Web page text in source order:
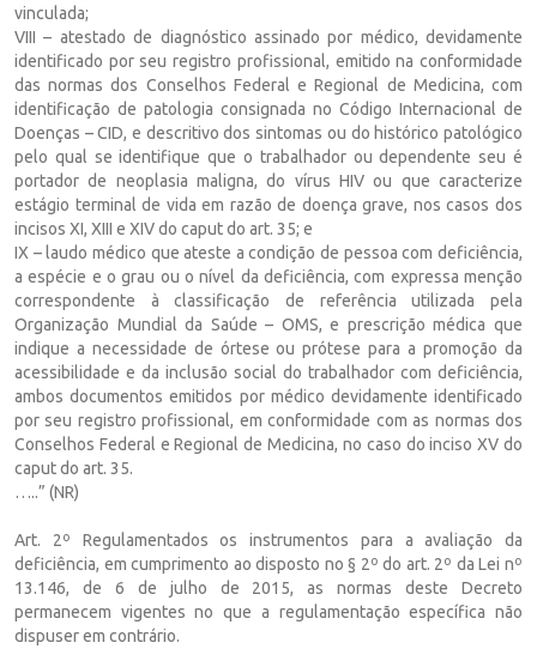
vinculada;
VIII – atestado de diagnóstico assinado por médico, devidamente
identificado por seu registro profissional, emitido na conformidade
das normas dos Conselhos Federal e Regional de Medicina, com
identificação de patologia consignada no Código Internacional de
Doenças – CID, e descritivo dos sintomas ou do histórico patológico
pelo qual se identifique que o trabalhador ou dependente seu é
portador de neoplasia maligna, do vírus HIV ou que caracterize
estágio terminal de vida em razão de doença grave, nos casos dos
incisos XI, XIII e XIV do caput do art. 35; e
IX – laudo médico que ateste a condição de pessoa com deficiência,
a espécie e o grau ou o nível da deficiência, com expressa menção
correspondente à classificação de referência utilizada pela
Organização Mundial da Saúde – OMS, e prescrição médica que
indique a necessidade de órtese ou prótese para a promoção da
acessibilidade e da inclusão social do trabalhador com deficiência,
ambos documentos emitidos por médico devidamente identificado
por seu registro profissional, em conformidade com as normas dos
Conselhos Federal e Regional de Medicina, no caso do inciso XV do
caput do art. 35.
…..” (NR)
Art. 2º Regulamentados os instrumentos para a avaliação da
deficiência, em cumprimento ao disposto no § 2º do art. 2º da Lei nº
13.146, de 6 de julho de 2015, as normas deste Decreto
permanecem vigentes no que a regulamentação específica não
dispuser em contrário.